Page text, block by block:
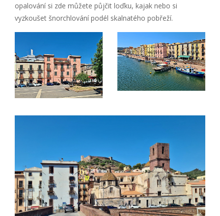
opalování si zde můžete půjčit loďku, kajak nebo si
vyzkoušet šnorchlování podél skalnatého pobřeží.